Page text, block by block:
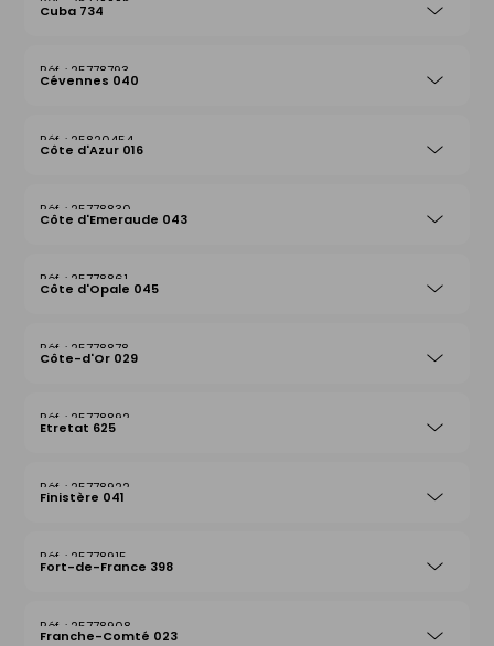
Cuba 734
25778793
Cévennes 040
25820454
Côte d'Azur 016
25778830
Côte d'Emeraude 043
25778861
Côte d'Opale 045
25778878
Côte-d'Or 029
25778892
Etretat 625
25778922
Finistère 041
25778915
Fort-de-France 398
25778908
Franche-Comté 023